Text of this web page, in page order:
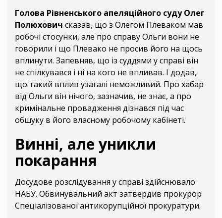
Голова Рівненського апеляційного суду Олег
Полюхович сказав, що з Олегом Плеваком мав
робочі стосунки, але про справу Ольги вони не
говорили і що Плевако не просив його на щось
вплинути. Запевняв, що із суддями у справі він
не спілкувався і ні на кого не впливав. І додав,
що такий вплив узагалі неможливий. Про хабар
від Ольги він нічого, зазначив, не знає, а про
кримінальне провадження дізнався під час
обшуку в його власному робочому кабінеті.
Винні, але уникли
покарання
Досудове розслідування у справі здійснювало
НАБУ. Обвинувальний акт затвердив прокурор
Спеціалізованої антикорупційної прокуратури.